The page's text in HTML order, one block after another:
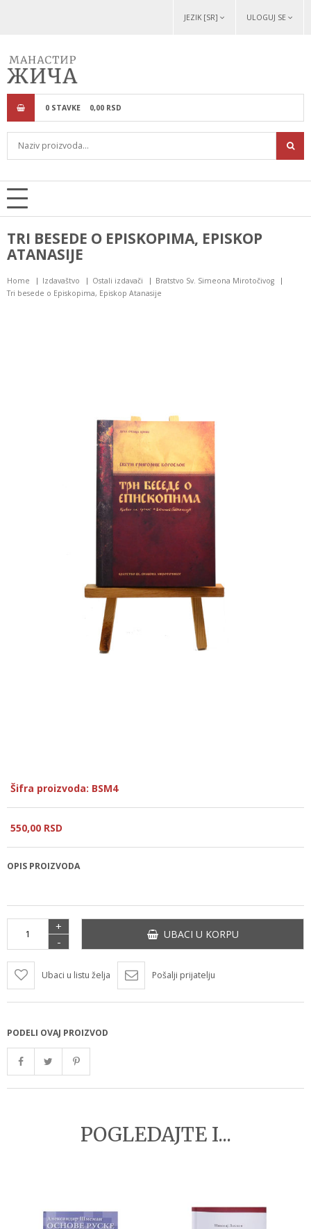
JEZIK [SR] ULOGUJ SE
0 STAVKE 0,00 RSD
TRI BESEDE O EPISKOPIMA, EPISKOP
ATANASIJE
Home Izdavaštvo Ostali izdavači
Bratstvo Sv. Simeona Mirotočivog
Tri besede o Episkopima, Episkop Atanasije
Šifra proizvoda: BSM4
550,00 RSD
OPIS PROIZVODA
+
-
UBACI U KORPU
Ubaci u listu želja Pošalji prijatelju
PODELI OVAJ PROIZVOD
POGLEDAJTE I...